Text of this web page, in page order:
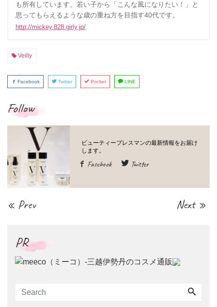
も所有しています。若い子から「こんな風になりたい！」と
思ってもらえるような歳の重ね方を目指す40代です。
http://mickey.828.girly.jp/
Veilly
Facebook Twitter Pocket LINE
Follow
Facebook Twitter
« Prev Next »
PR